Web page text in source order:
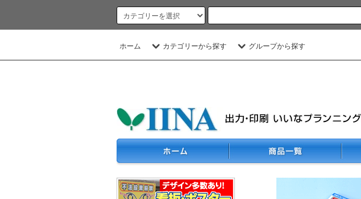
ホーム カテゴリーから探す グループから探す